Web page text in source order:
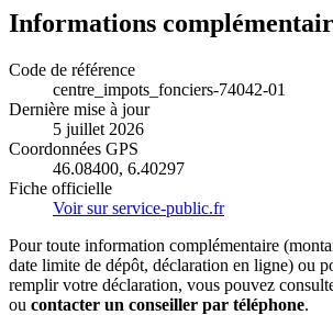
Informations
Code de référence
centre_impots_fonciers-74042-01
Dernière mise à jour
5 juillet 2026
Coordonnées GPS
46.08400, 6.40297
Fiche officielle
Voir sur service-public.fr
Pour toute information complémentaire
date limite de dépôt, déclaration en ligne) ou
remplir votre déclaration, vous pouvez
ou contacter un conseiller par téléphone.